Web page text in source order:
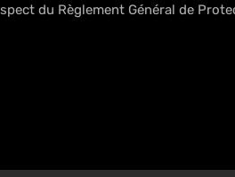
du Règlement Général de